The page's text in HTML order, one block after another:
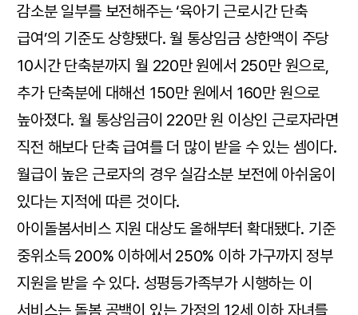
감소분 일부를 보전해주는 ‘육아기 근로시간 단축
급여’의 기준도 상향됐다. 월 통상임금 상한액이 주당
10시간 단축분까지 월 220만 원에서 250만 원으로,
추가 단축분에 대해선 150만 원에서 160만 원으로
높아졌다. 월 통상임금이 220만 원 이상인 근로자라면
직전 해보다 단축 급여를 더 많이 받을 수 있는 셈이다.
월급이 높은 근로자의 경우 실감소분 보전에 아쉬움이
있다는 지적에 따른 것이다.
아이돌봄서비스 지원 대상도 올해부터 확대됐다. 기준
중위소득 200% 이하에서 250% 이하 가구까지 정부
지원을 받을 수 있다. 성평등가족부가 시행하는 이
서비스는 돌봄 공백이 있는 가정의 12세 이하 자녀를